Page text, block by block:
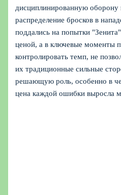
дисциплинированную оборону
распределение бросков в
поддались на попытки
ценой, а в ключевые моменты
контролировать темп, не
их традиционные сильные
решающую роль, особенно в
цена каждой ошибки выросла